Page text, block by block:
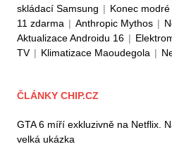
skládací Samsung | Konec
11 zdarma | Anthropic Mythos |
Aktualizace Androidu 16 |
TV | Klimatizace Maoudegola |
ČLÁNKY CHIP.CZ
GTA 6 míří exkluzivně na Netflix.
velká ukázka